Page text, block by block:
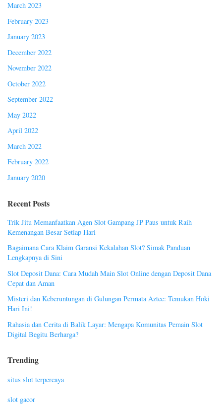
March 2023
February 2023
January 2023
December 2022
November 2022
October 2022
September 2022
May 2022
April 2022
March 2022
February 2022
January 2020
Recent Posts
Trik Jitu Memanfaatkan Agen Slot Gampang JP Paus untuk Raih
Kemenangan Besar Setiap Hari
Bagaimana Cara Klaim Garansi Kekalahan Slot? Simak Panduan
Lengkapnya di Sini
Slot Deposit Dana: Cara Mudah Main Slot Online dengan Deposit Dana
Cepat dan Aman
Misteri dan Keberuntungan di Gulungan Permata Aztec: Temukan Hoki
Hari Ini!
Rahasia dan Cerita di Balik Layar: Mengapa Komunitas Pemain Slot
Digital Begitu Berharga?
Trending
situs slot terpercaya
slot gacor